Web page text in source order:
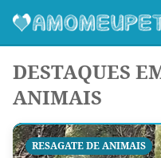
DESTAQUES
ANIMAIS
RESAGATE DE ANIMAIS